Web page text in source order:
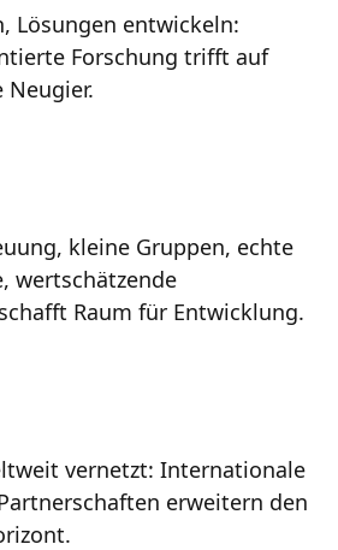
Lösungen entwickeln:
Forschung trifft auf
kleine Gruppen, echte
wertschätzende
Raum für Entwicklung.
vernetzt: Internationale
erweitern den